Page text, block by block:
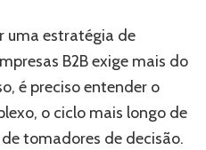
uma estratégia de
B2B exige mais do
é preciso entender o
o ciclo mais longo de
tomadores de decisão.